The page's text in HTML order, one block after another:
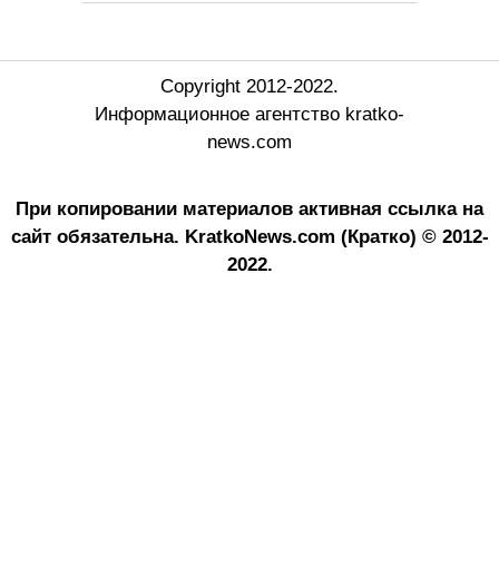
Copyright 2012-2022.
Информационное агентство kratko-
news.com
При копировании материалов активная ссылка на
сайт обязательна. KratkoNews.com (Кратко) © 2012-
2022.